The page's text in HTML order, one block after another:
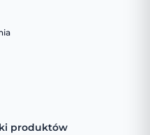
produktów